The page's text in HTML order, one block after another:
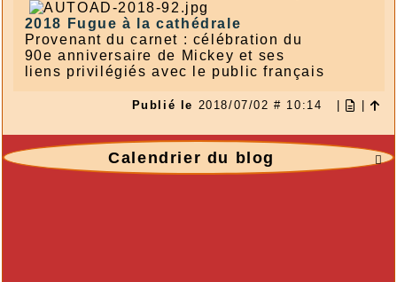
2018
Fugue à la cathédrale
Provenant du carnet : célébration du
90e anniversaire de Mickey et ses
liens privilégiés avec le public français
Publié le 2018/07/02 # 10:14

Calendrier du blog